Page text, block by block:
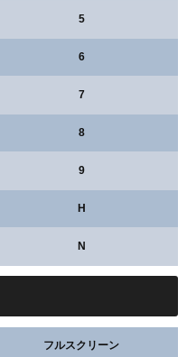
5
6
7
8
9
H
N
フルスクリーン